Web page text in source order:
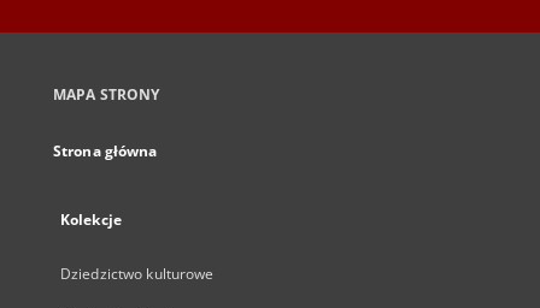
MAPA STRONY
Strona główna
Kolekcje
Dziedzictwo kulturowe